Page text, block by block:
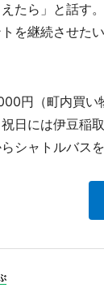
たら」と話す
を継続させた
円（町内買い
日には伊豆稲
シャトルバス